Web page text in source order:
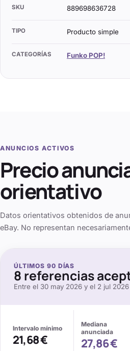
SKU 889698636728
TIPO Producto simple
CATEGORÍAS Funko POP!
ANUNCIOS ACTIVOS
Precio
orientativo
Datos orientativos obtenidos de
eBay. No representan
ÚLTIMOS 90 DÍAS
8 referencias
Entre el 30 may 2026 y el 2 jul 2026
Intervalo mínimo
21,68 €
Mediana
anunciada
27,86 €